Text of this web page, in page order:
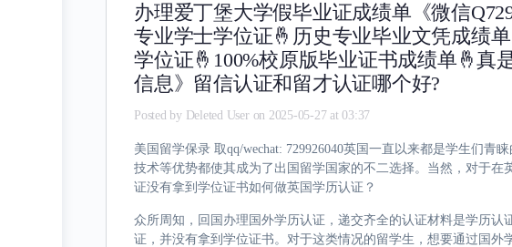
办理爱丁堡大学假毕业证成绩单《微信
专业学士学位证🤞历史专业毕业文凭成绩
学位证🤞100%校原版毕业证书成绩单🤞真
信息》留信认证和留才认证哪个好?
Posted by Deleted User on 2025-05-27 at 03:37
美国留学保录 取qq/wechat: 729926040英国一直以来都是学生们
技术等优势都使其成为了出国留学国家的不二选择。当然，对于
证没有拿到学位证书如何做英国学历认证？
众所周知，回国办理国外学历认证，递交齐全的认证材料是学历
证，并没有拿到学位证书。对于这类情况的留学生，想要通过国外